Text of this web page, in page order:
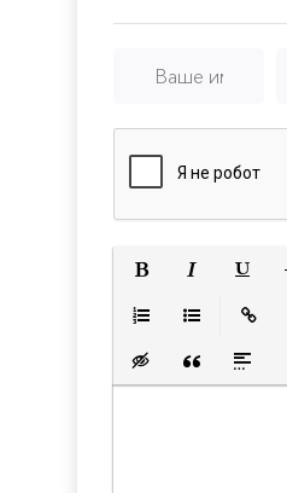
Вставка